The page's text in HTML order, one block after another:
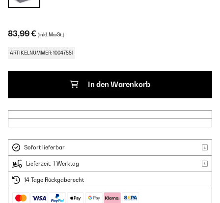
83,99 € (inkl. MwSt.)
ARTIKELNUMMER: 10047551
In den Warenkorb
Sofort lieferbar
Lieferzeit: 1 Werktag
14 Tage Rückgaberecht